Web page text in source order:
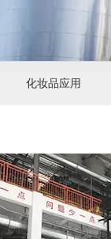
化妆品应用